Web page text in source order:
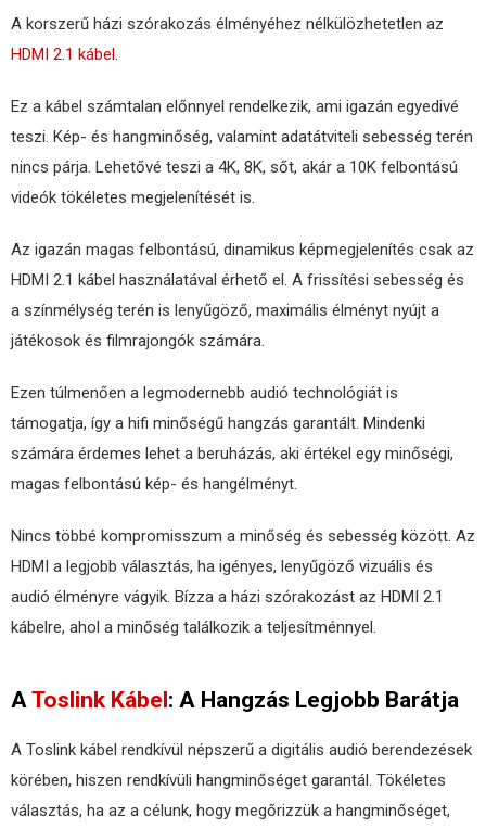
A korszerű házi szórakozás élményéhez nélkülözhetetlen az
HDMI 2.1 kábel
Ez a kábel számtalan előnnyel rendelkezik, ami igazán egyedivé
teszi. Kép- és hangminőség, valamint adatátviteli sebesség terén
nincs párja. Lehetővé teszi a 4K, 8K, sőt, akár a 10K felbontású
videók tökéletes megjelenítését is.
Az igazán magas felbontású, dinamikus képmegjelenítés csak az
HDMI 2.1 kábel használatával érhető el. A frissítési sebesség és
a színmélység terén is lenyűgöző, maximális élményt nyújt a
játékosok és filmrajongók számára.
Ezen túlmenően a legmodernebb audió technológiát is
támogatja, így a hifi minőségű hangzás garantált. Mindenki
számára érdemes lehet a beruházás, aki értékel egy minőségi,
magas felbontású kép- és hangélményt.
Nincs többé kompromisszum a minőség és sebesség között. Az
HDMI a legjobb választás, ha igényes, lenyűgöző vizuális és
audió élményre vágyik. Bízza a házi szórakozást az HDMI 2.1
kábelre, ahol a minőség találkozik a teljesítménnyel.
A Toslink Kábel: A Hangzás Legjobb Barátja
A Toslink kábel rendkívül népszerű a digitális audió berendezések
körében, hiszen rendkívüli hangminőséget garantál. Tökéletes
választás, ha az a célunk, hogy megőrizzük a hangminőséget,